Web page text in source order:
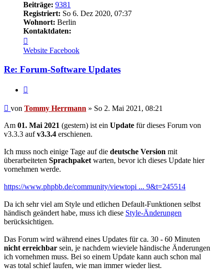
Beiträge: 9381
Registriert: So 6. Dez 2020, 07:37
Wohnort: Berlin
Kontaktdaten:
von
Tommy
Herrmann
Website Facebook
Re: Forum-Software Updates
Ungelesener
von Tommy Herrmann » So 2. Mai 2021, 08:21
Am 01. Mai 2021 (gestern) ist ein Update für dieses Forum von
v3.3.3 aufv3.3.4 erschienen.
Ich muss noch einige Tage auf die deutsche Version mit
überarbeiteten Sprachpaket warten, bevor ich dieses Update hier
vornehmen werde.
https://www.phpbb.de/community/viewtopi ... 9&t=245514
Da ich sehr viel am Style und etlichen Default-Funktionen selbst
händisch geändert habe, muss ich diese Style-Änderungen
berücksichtigen.
Das Forum wird während eines Updates für ca. 30 - 60 Minuten
nicht erreichbar sein, je nachdem wieviele händische Änderungen
ich vornehmen muss. Bei so einem Update kann auch schon mal
was total schief laufen, wie man immer wieder liest.